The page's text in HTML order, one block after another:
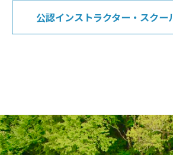
公認インストラクター・スクー